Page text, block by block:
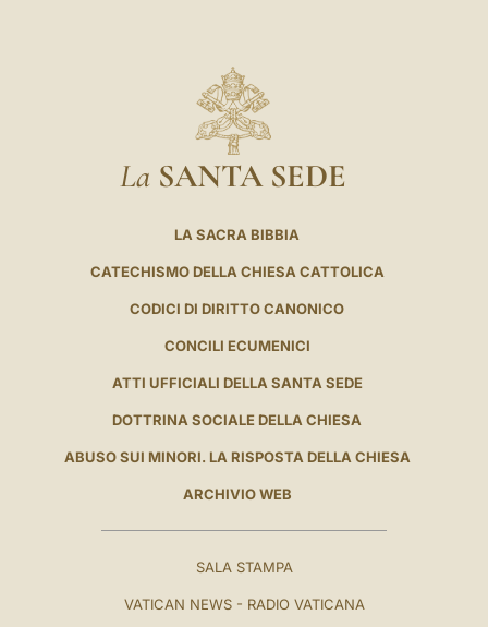
La SANTA SEDE
LA SACRA BIBBIA
CATECHISMO DELLA CHIESA CATTOLICA
CODICI DI DIRITTO CANONICO
CONCILI ECUMENICI
ATTI UFFICIALI DELLA SANTA SEDE
DOTTRINA SOCIALE DELLA CHIESA
ABUSO SUI MINORI. LA RISPOSTA DELLA CHIESA
ARCHIVIO WEB
SALA STAMPA
VATICAN NEWS - RADIO VATICANA